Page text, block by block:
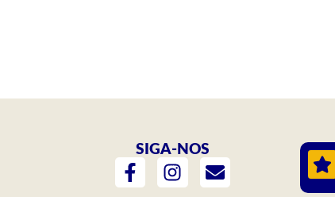
SIGA-NOS
F
a
I
n
E
n